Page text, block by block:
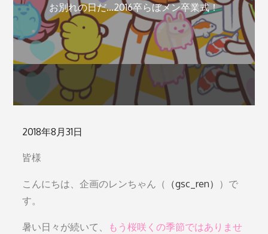
お別れの日だ…2016卒らぼメン卒業式！
Posted
2018年8月31日
皆様
こんにちは、企画のレンちゃん（ （gsc_ren） ）で
す。
暑い日々が続いて、
もう桜咲くの季節ではありませ